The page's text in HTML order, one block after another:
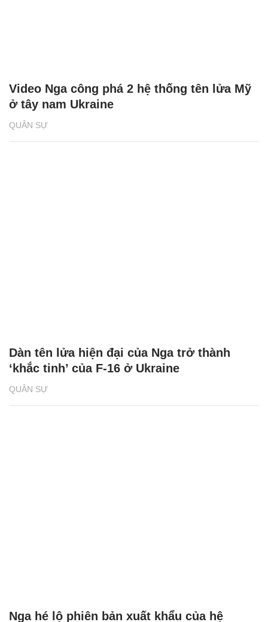
QUÂN SỰ
Video Nga công phá 2 hệ thống tên lửa Mỹ
ở tây nam Ukraine
QUÂN SỰ
Dàn tên lửa hiện đại của Nga trở thành
‘khắc tinh’ của F-16 ở Ukraine
Nga hé lộ phiên bản xuất khẩu của hệ